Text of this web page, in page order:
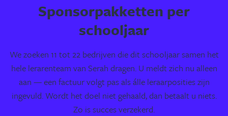
Sponsorpakketten per
schooljaar
We zoeken 11 tot 22 bedrijven die dit schooljaar samen het
hele lerarenteam van Serah dragen. U meldt zich nu alleen
aan — een factuur volgt pas als álle leraarposities zijn
ingevuld. Wordt het doel niet gehaald, dan betaalt u niets.
Zo is succes verzekerd.